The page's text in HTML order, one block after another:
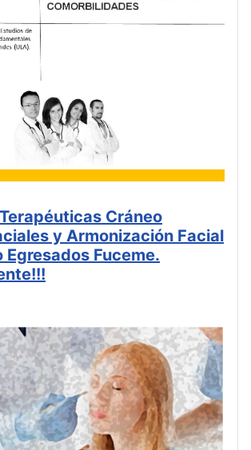
Cráneo
y Armonización Facial
Egresados Fuceme.